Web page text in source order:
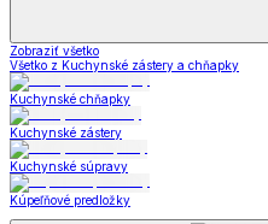
Zobraziť všetko
Všetko z Kuchynské zástery a chňapky
Kuchynské chňapky
Kuchynské zástery
Kuchynské súpravy
Kúpeľňové predložky